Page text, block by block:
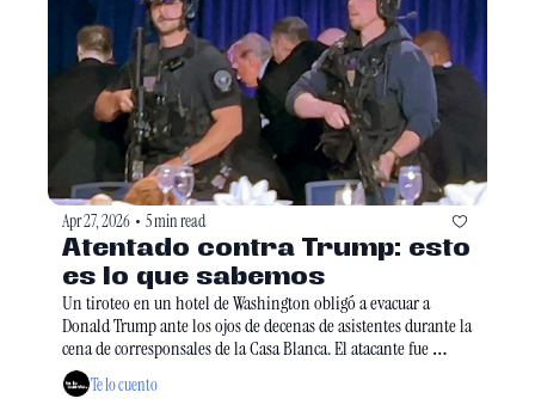
Apr 27, 2026 • 5 min read
Atentado contra Trump: esto
es lo que sabemos
Un tiroteo en un hotel de Washington obligó a evacuar a
Donald Trump ante los ojos de decenas de asistentes durante la
cena de corresponsales de la Casa Blanca. El atacante fue
detenido y un agente sobrevivió a un disparo, reavivando la
preocupación por la violencia política en Estados Unidos.
Te lo cuento